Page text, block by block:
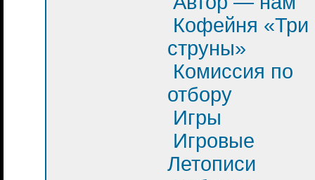
Кофейня «Три
струны»
Комиссия по
отбору
Игры
Игровые
Летописи